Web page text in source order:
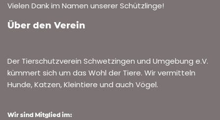
Vielen Dank im Namen unserer Schützlinge!
Über den Verein
Der Tierschutzverein Schwetzingen und Umgebung e.V.
kümmert sich um das Wohl der Tiere. Wir vermitteln
Hunde, Katzen, Kleintiere und auch Vögel.
Wir sind Mitglied im: